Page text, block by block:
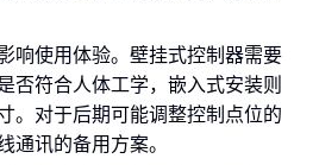
响使用体验。壁挂式控制器需要
否符合人体工学，嵌入式安装则
。对于后期可能调整控制点位的
通讯的备用方案。